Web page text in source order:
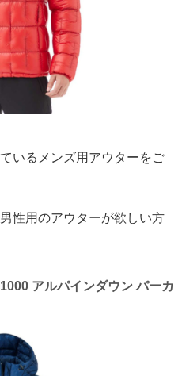
いるメンズ用アウターをご
性用のアウターが欲しい方
アルパインダウン パーカ